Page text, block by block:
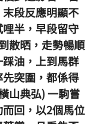
段反應明顯不
半，早段留守
散晒，走勢暢順
油，上到馬群
突圍，都係得
山典弘) 一駒嘗
回，以2個馬位